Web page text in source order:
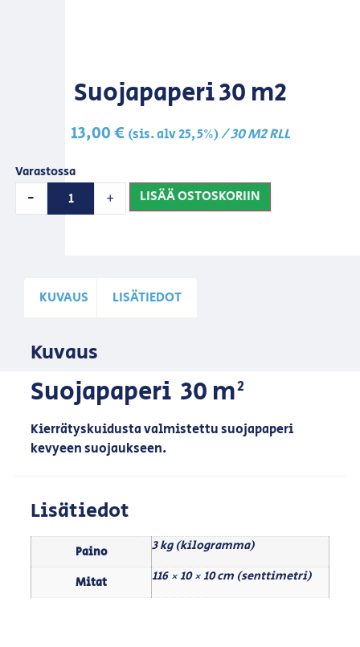
Suojapaperi 30 m2
13,00€ (sis. alv 25,5%)/ 30 M2 RLL
Varastossa
- + LISÄÄ OSTOSKORIIN
KUVAUS LISÄTIEDOT
Kuvaus
Suojapaperi 30 m²
Kierrätyskuidusta valmistettu suojapaperi
kevyeen suojaukseen.
Lisätiedot
Paino 3 kg (kilogramma)
Mitat 116 × 10 × 10 cm (senttimetri)